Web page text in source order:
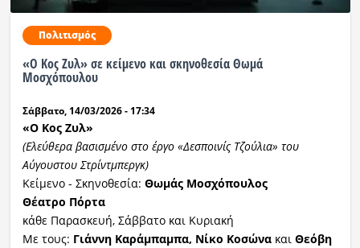
Πολιτισμός
«Ο Κος Ζυλ» σε κείμενο και σκηνοθεσία Θωμά
Μοσχόπουλου
Σάββατο, 14/03/2026 - 17:34
«Ο ΚοςΖυλ»
(Ελεύθερα βασισμένο στο έργο «Δεσποινίς Τζούλια» του
Αύγουστου Στρίντμπεργκ)
Κείμενο - Σκηνοθεσία: Θωμάς Μοσχόπουλος
Θέατρο Πόρτα
κάθε Παρασκευή, Σάββατο και Κυριακή
Με τους: Γιάννη Καράμπαμπα, Νίκο Κοσώνα και Θεόβη